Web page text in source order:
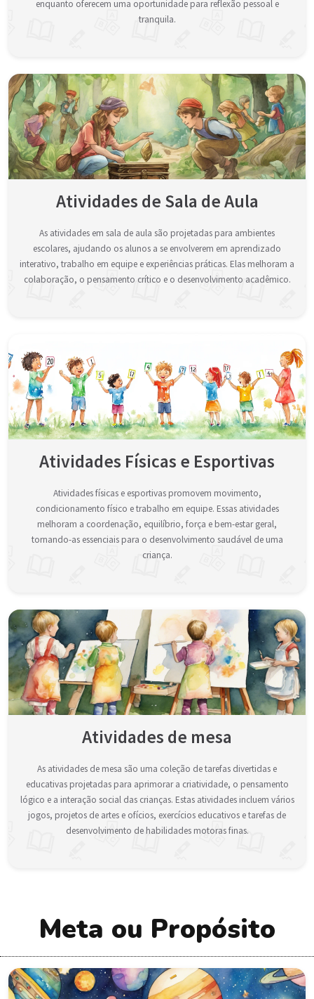
enquanto oferecem uma oportunidade para reflexão pessoal e
tranquila.
Atividades de Sala de Aula
As atividades em sala de aula são projetadas para ambientes
escolares, ajudando os alunos a se envolverem em aprendizado
interativo, trabalho em equipe e experiências práticas. Elas melhoram a
colaboração, o pensamento crítico e o desenvolvimento acadêmico.
Atividades Físicas e Esportivas
Atividades físicas e esportivas promovem movimento,
condicionamento físico e trabalho em equipe. Essas atividades
melhoram a coordenação, equilíbrio, força e bem-estar geral,
tornando-as essenciais para o desenvolvimento saudável de uma
criança.
Atividades de mesa
As atividades de mesa são uma coleção de tarefas divertidas e
educativas projetadas para aprimorar a criatividade, o pensamento
lógico e a interação social das crianças. Estas atividades incluem vários
jogos, projetos de artes e ofícios, exercícios educativos e tarefas de
desenvolvimento de habilidades motoras finas.
Meta ou Propósito